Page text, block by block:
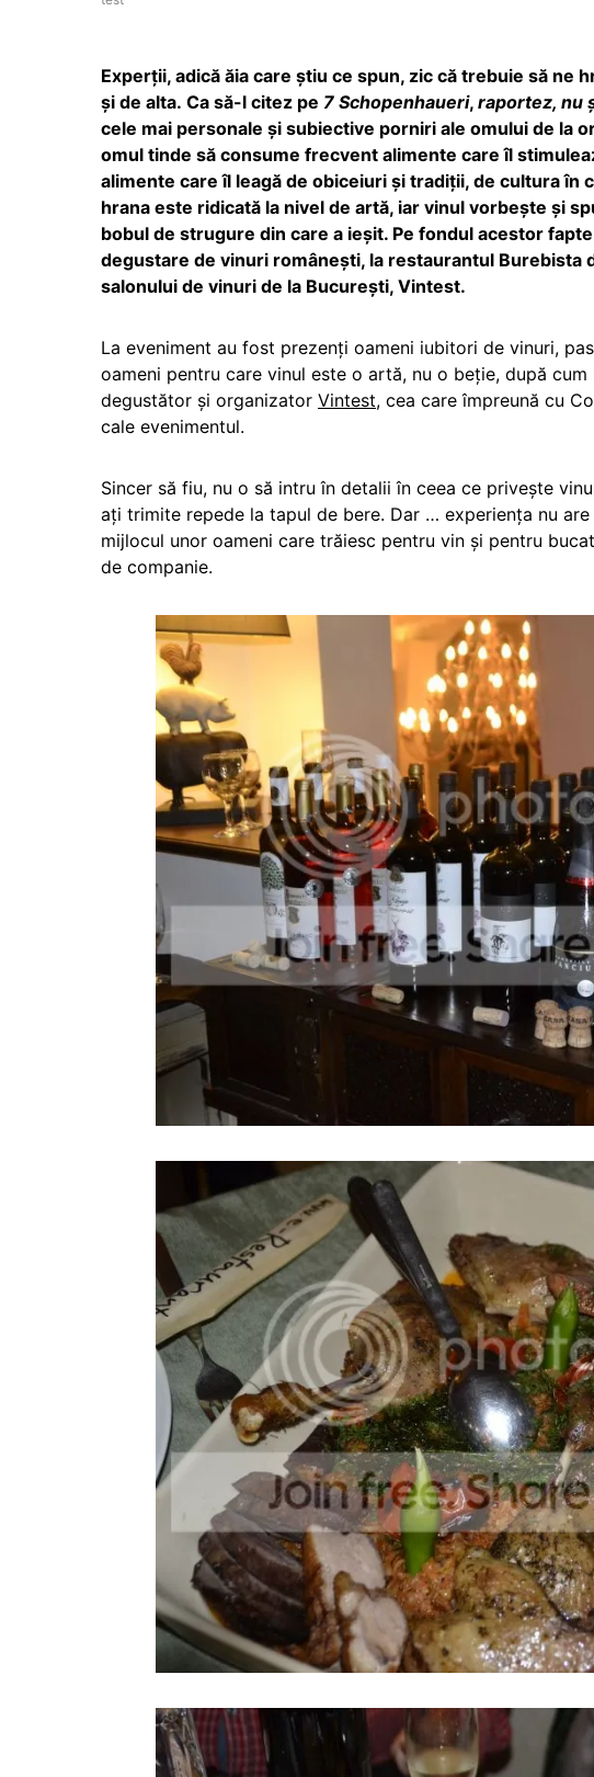
Experţii, adică ăia care ştiu ce spun, zic că trebuie să ne
şi de alta. Ca să-l citez pe 7 Schopenhaueri, raportez, nu
cele mai personale şi subiective porniri ale omului de la
omul tinde să consume frecvent alimente care îl
alimente care îl leagă de obiceiuri și tradiții, de cultura în
hrana este ridicată la nivel de artă, iar vinul vorbește și
bobul de strugure din care a ieșit. Pe fondul acestor
degustare de vinuri românești, la restaurantul Burebista
salonului de vinuri de la București, Vintest.
La eveniment au fost prezenți oameni iubitori de vinuri,
oameni pentru care vinul este o artă, nu o beție, după
degustător și organizator Vintest, cea care împreună cu
cale evenimentul.
Sincer să fiu, nu o să intru în detalii în ceea ce privește
ați trimite repede la tapul de bere. Dar … experiența nu
mijlocul unor oameni care trăiesc pentru vin și pentru
de companie.